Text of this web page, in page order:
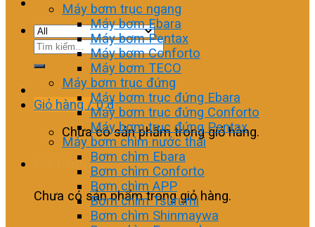
Tìm
Giỏ hàng /0₫
Chưa có sản phẩm trong giỏ hàng.
Giỏ hàng
Chưa có sản phẩm trong giỏ hàng.
Máy bơm trục ngang
Máy bơm Ebara
Máy bơm Pentax
Máy bơm Conforto
Máy bơm TECO
Máy bơm trục đứng
Máy bơm trục đứng Ebara
Máy bơm trục đứng Conforto
Máy bơm trục đứng Pentax
Máy bơm chìm nước thải
Bơm chìm Ebara
Bơm chìm Conforto
Bơm chìm APP
Bơm chìm Tsurumi
Bơm chìm Shinmaywa